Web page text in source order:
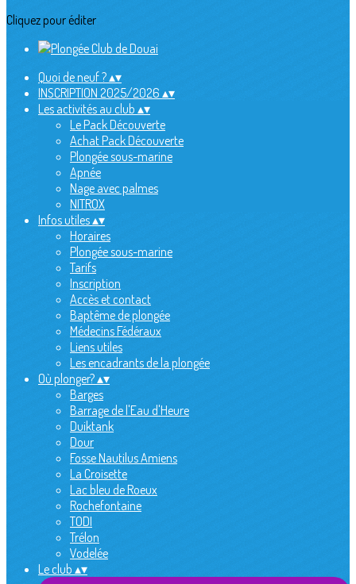
Cliquez pour éditer
Quoi de neuf ?▴▾
INSCRIPTION 2025/2026 ▴▾
Les activités au club ▴▾
Le Pack Découverte
Achat Pack Découverte
Plongée sous-marine
Apnée
Nage avec palmes
NITROX
Infos utiles▴▾
Horaires
Plongée sous-marine
Tarifs
Inscription
Accès et contact
Baptême de plongée
Médecins Fédéraux
Liens utiles
Les encadrants de la plongée
Où plonger?▴▾
Barges
Barrage de l'Eau d'Heure
Duiktank
Dour
Fosse Nautilus Amiens
La Croisette
Lac bleu de Roeux
Rochefontaine
TODI
Trélon
Vodelée
Le club ▴▾